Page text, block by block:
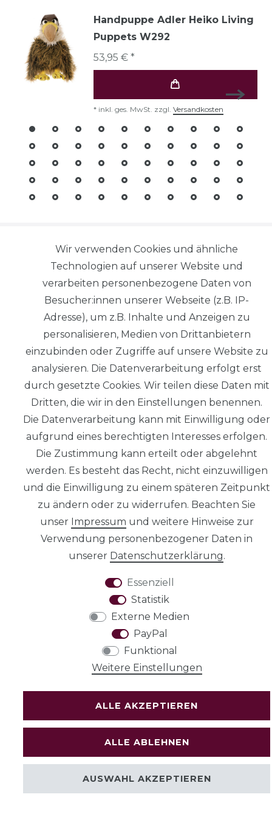
Handpuppe Adler Heiko Living
Puppets W292
53,95 € *
* inkl. ges. MwSt. zzgl. Versandkosten
Wir verwenden Cookies und ähnliche
Technologien auf unserer Website und
verarbeiten personenbezogene Daten von
Besucher:innen unserer Webseite (z.B. IP-
Adresse), um z.B. Inhalte und Anzeigen zu
personalisieren, Medien von Drittanbietern
einzubinden oder Zugriffe auf unsere Website zu
analysieren. Die Datenverarbeitung erfolgt erst
durch gesetzte Cookies. Wir teilen diese Daten mit
Dritten, die wir in den Einstellungen benennen.
Die Datenverarbeitung kann mit Einwilligung oder
aufgrund eines berechtigten Interesses erfolgen.
Die Zustimmung kann erteilt oder abgelehnt
werden. Es besteht das Recht, nicht einzuwilligen
und die Einwilligung zu einem späteren Zeitpunkt
zu ändern oder zu widerrufen. Beachten Sie
unser Impressum und weitere Hinweise zur
Verwendung personenbezogener Daten in
unserer Daten­schutz­erklärung.
Essenziell
Statistik
Externe Medien
PayPal
Funktional
Weitere Einstellungen
ALLE AKZEPTIEREN
ALLE ABLEHNEN
AUSWAHL AKZEPTIEREN
Daten­schutz­
erklärung
AGB
Widerrufs­recht